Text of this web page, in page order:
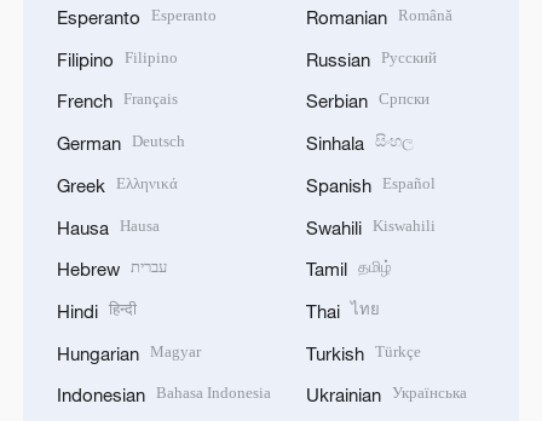
Esperanto Esperanto
Filipino Filipino
French Français
German Deutsch
Greek Ελληνικά
Hausa Hausa
Hebrew עברית
Hindi हिन्दी
Hungarian Magyar
Indonesian Bahasa Indonesia
Romanian Română
Russian Русский
Serbian Српски
Sinhala සිංහල
Spanish Español
Swahili Kiswahili
Tamil தமிழ்
Thai ไทย
Turkish Türkçe
Ukrainian Українська